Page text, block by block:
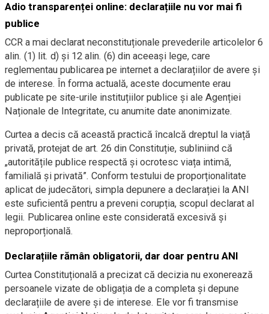
Adio transparenței online: declarațiile nu vor mai fi
publice
CCR a mai declarat neconstituționale prevederile articolelor 6
alin. (1) lit. d) și 12 alin. (6) din aceeași lege, care
reglementau publicarea pe internet a declarațiilor de avere și
de interese. În forma actuală, aceste documente erau
publicate pe site-urile instituțiilor publice și ale Agenției
Naționale de Integritate, cu anumite date anonimizate.
Curtea a decis că această practică încalcă dreptul la viață
privată, protejat de art. 26 din Constituție, subliniind că
„autoritățile publice respectă și ocrotesc viața intimă,
familială și privată”. Conform testului de proporționalitate
aplicat de judecători, simpla depunere a declarației la ANI
este suficientă pentru a preveni corupția, scopul declarat al
legii. Publicarea online este considerată excesivă și
neproporțională.
Declarațiile rămân obligatorii, dar doar pentru ANI
Curtea Constituțională a precizat că decizia nu exonerează
persoanele vizate de obligația de a completa și depune
declarațiile de avere și de interese. Ele vor fi transmise